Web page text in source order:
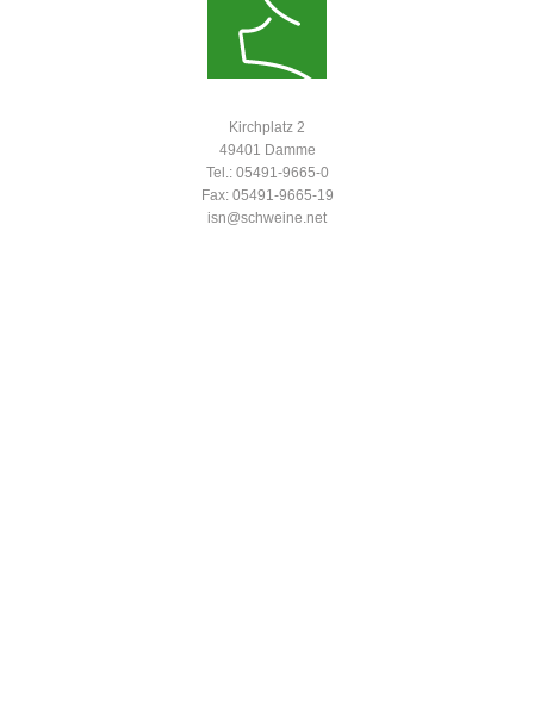
Kirchplatz 2
49401 Damme
Tel.: 05491-9665-0
Fax: 05491-9665-19
isn@schweine.net